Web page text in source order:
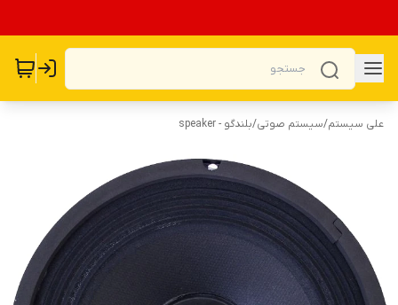
علی سیستم/سیستم صوتی/بلندگو - speaker